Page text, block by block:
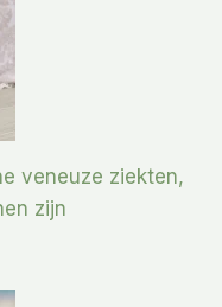
veneuze ziekten,
zijn